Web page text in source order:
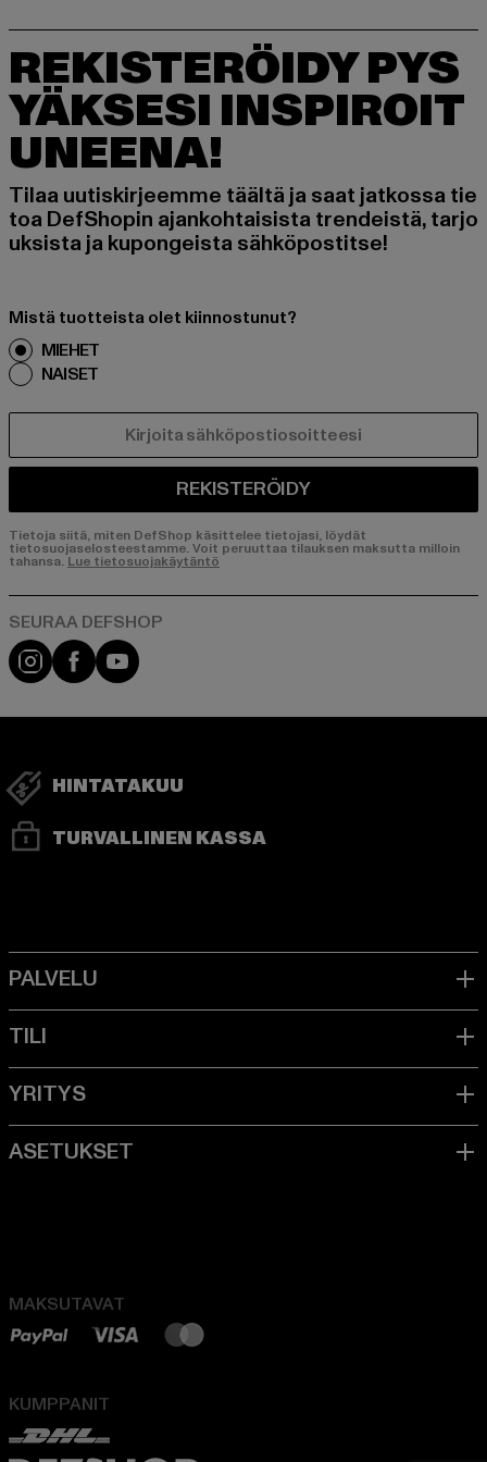
REKISTERÖIDY PYS
YÄKSESI INSPIROIT
UNEENA!
Tilaa uutiskirjeemme täältä ja saat jatkossa tie
toa DefShopin ajankohtaisista trendeistä, tarjo
uksista ja kupongeista sähköpostitse!
Mistä tuotteista olet kiinnostunut?
MIEHET
NAISET
REKISTERÖIDY
Tietoja siitä, miten DefShop käsittelee tietojasi, löydät
tietosuojaselosteestamme. Voit peruuttaa tilauksen maksutta milloin
tahansa. Lue tietosuojakäytäntö
Visit our Instagram page:
Visit our Facebook page:
Visit our YouTube channel:
HINTATAKUU
TURVALLINEN KASSA
MAKSUTAVAT
KUMPPANIT